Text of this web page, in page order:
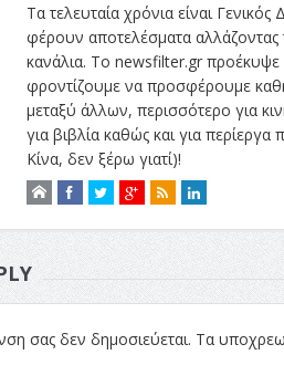
Τα τελευταία χρόνια είναι
φέρουν αποτελέσματα αλλάζοντας
κανάλια. Το newsfilter.gr προέκυψε
φροντίζουμε να προσφέρουμε
μεταξύ άλλων, περισσότερο για
για βιβλία καθώς και για
Κίνα, δεν ξέρω γιατί)!
σας δεν δημοσιεύεται. Τα